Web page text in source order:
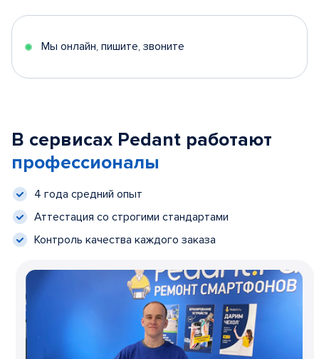
Мы онлайн, пишите, звоните
В сервисах Pedant работают
профессионалы
4 года средний опыт
Аттестация со строгими стандартами
Контроль качества каждого заказа